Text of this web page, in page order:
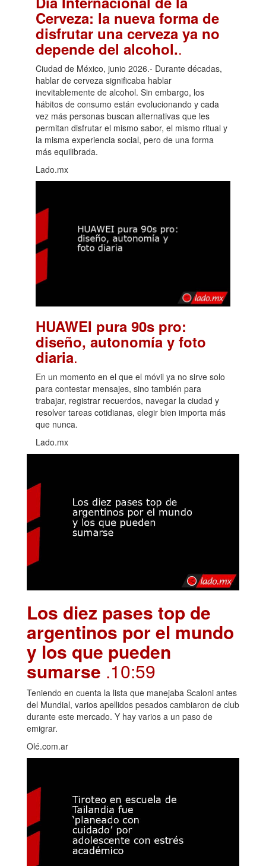
Cerveza: la nueva forma de
disfrutar una cerveza ya no
depende del alcohol..
Ciudad de México, junio 2026.- Durante décadas,
hablar de cerveza significaba hablar
inevitablemente de alcohol. Sin embargo, los
hábitos de consumo están evolucionando y cada
vez más personas buscan alternativas que les
permitan disfrutar el mismo sabor, el mismo ritual y
la misma experiencia social, pero de una forma
más equilibrada.
Lado.mx
HUAWEI pura 90s pro:
diseño, autonomía y foto
diaria.
En un momento en el que el móvil ya no sirve solo
para contestar mensajes, sino también para
trabajar, registrar recuerdos, navegar la ciudad y
resolver tareas cotidianas, elegir bien importa más
que nunca.
Lado.mx
Los diez pases top de
argentinos por el mundo
y los que pueden
sumarse .10:59
Teniendo en cuenta la lista que manejaba Scaloni antes
del Mundial, varios apellidos pesados cambiaron de club
durante este mercado. Y hay varios a un paso de
emigrar.
Olé.com.ar